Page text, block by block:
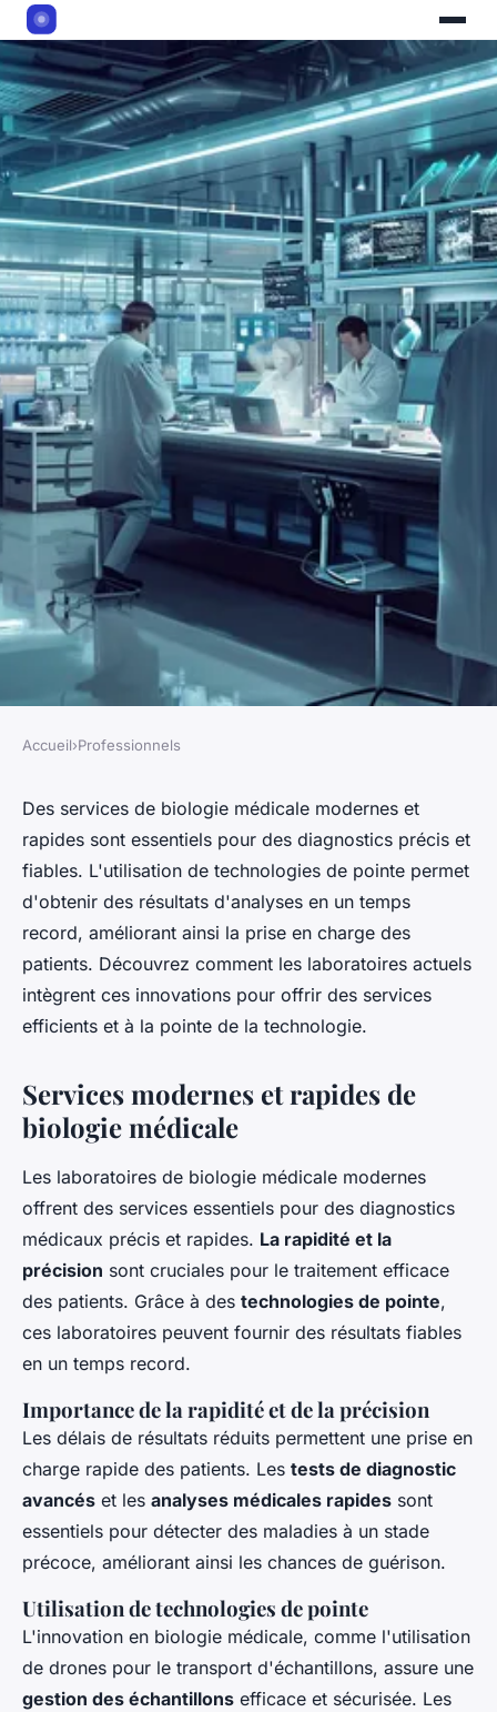
Services modernes et rapides
dans un laboratoire de
biologie médicale
Damien• 17 juillet 2024•3 min de lecture
Accueil›Professionnels
Des services de biologie médicale modernes et
rapides sont essentiels pour des diagnostics précis et
fiables. L'utilisation de technologies de pointe permet
d'obtenir des résultats d'analyses en un temps
record, améliorant ainsi la prise en charge des
patients. Découvrez comment les laboratoires actuels
intègrent ces innovations pour offrir des services
efficients et à la pointe de la technologie.
Services modernes et rapides de
biologie médicale
Les laboratoires de biologie médicale modernes
offrent des services essentiels pour des diagnostics
médicaux précis et rapides. La rapidité et la
précision sont cruciales pour le traitement efficace
des patients. Grâce à des technologies de pointe,
ces laboratoires peuvent fournir des résultats fiables
en un temps record.
Importance de la rapidité et de la précision
Les délais de résultats réduits permettent une prise en
charge rapide des patients. Les tests de diagnostic
avancés et les analyses médicales rapides sont
essentiels pour détecter des maladies à un stade
précoce, améliorant ainsi les chances de guérison.
Utilisation de technologies de pointe
L'innovation en biologie médicale, comme l'utilisation
de drones pour le transport d'échantillons, assure une
gestion des échantillons efficace et sécurisée. Les